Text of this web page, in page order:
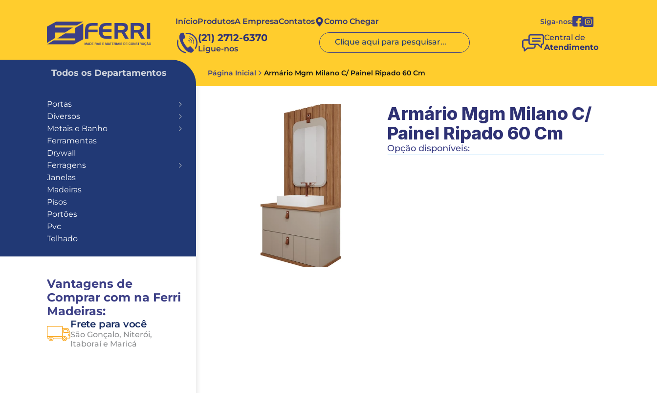
FERRI InícioProdutosA EmpresaContatos Como Chegar Siga-nos:
(21) 2712-6370
Ligue-nos
Clique aqui para pesquisar...
Central de
Atendimento
Todos os Departamentos Página Inicial Armário Mgm Milano C/ Painel Ripado 60 Cm
Portas
Diversos
Metais e Banho
Ferramentas
Drywall
Ferragens
Janelas
Madeiras
Pisos
Portões
Pvc
Telhado
Vantagens de
Comprar com na Ferri
Madeiras:
Frete para você
São Gonçalo, Niterói,
Itaboraí e Maricá
Armário Mgm Milano C/
Painel Ripado 60 Cm
Opção disponíveis: